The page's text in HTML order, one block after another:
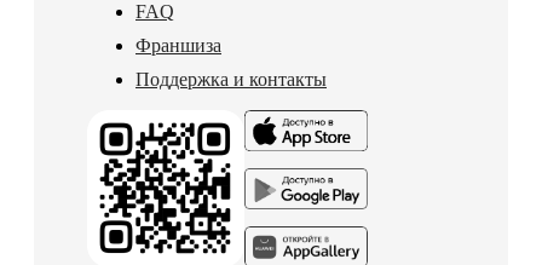
FAQ
Франшиза
Поддержка и контакты